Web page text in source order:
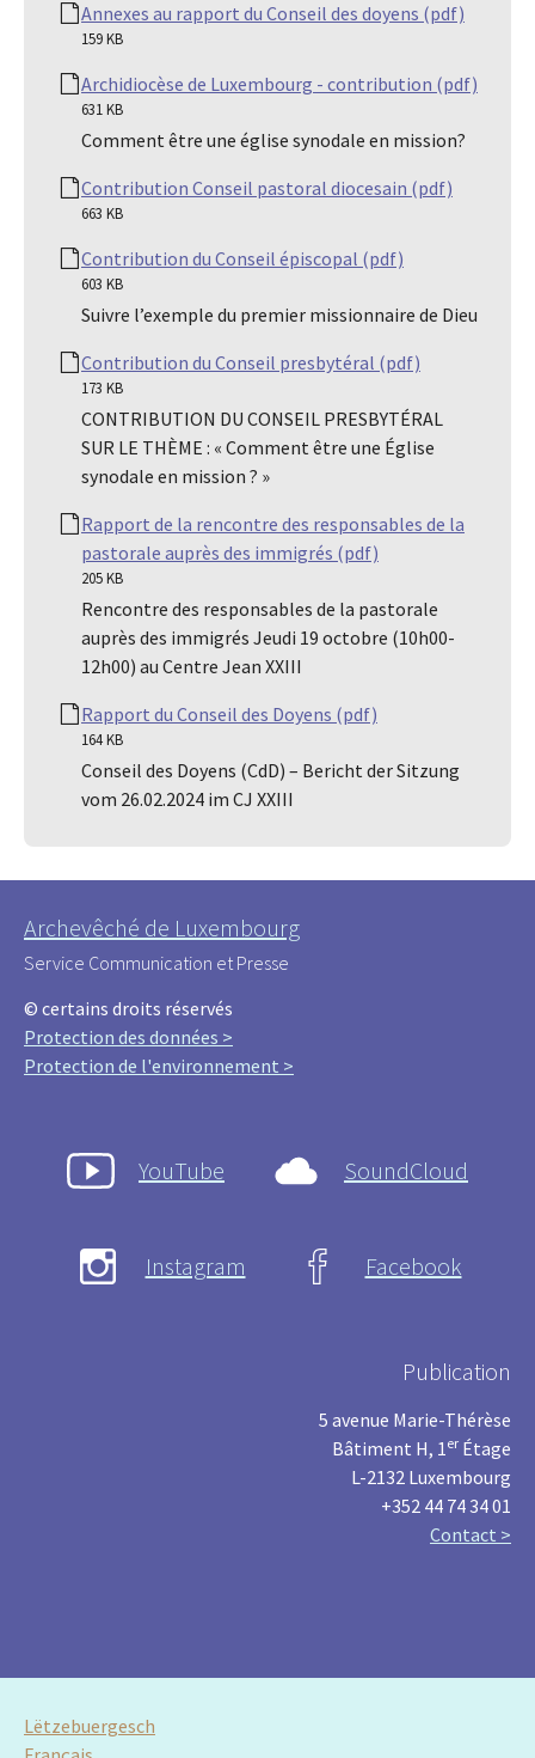
Annexes au rapport du Conseil des doyens (pdf)
159 KB
Archidiocèse de Luxembourg - contribution (pdf)
631 KB
Comment être une église synodale en mission?
Contribution Conseil pastoral diocesain (pdf)
663 KB
Contribution du Conseil épiscopal (pdf)
603 KB
Suivre l’exemple du premier missionnaire de Dieu
Contribution du Conseil presbytéral (pdf)
173 KB
CONTRIBUTION DU CONSEIL PRESBYTÉRAL
SUR LE THÈME : « Comment être une Église
synodale en mission ? »
Rapport de la rencontre des responsables de la
pastorale auprès des immigrés (pdf)
205 KB
Rencontre des responsables de la pastorale
auprès des immigrés Jeudi 19 octobre (10h00-
12h00) au Centre Jean XXIII
Rapport du Conseil des Doyens (pdf)
164 KB
Conseil des Doyens (CdD) – Bericht der Sitzung
vom 26.02.2024 im CJ XXIII
Archevêché de Luxembourg
Service Communication et Presse
© certains droits réservés
Protection des données >
Protection de l'environnement >
YouTube SoundCloud
Instagram Facebook
Publication
5 avenue Marie-Thérèse
Bâtiment H, 1er Étage
L-2132 Luxembourg
+352 44 74 34 01
Contact >
Lëtzebuergesch